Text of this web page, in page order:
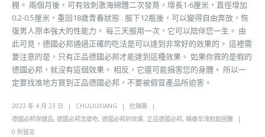
棚。 兩個月後，可有效刺激海綿體二次發育，增長1-6厘米，直徑增加
0.2-0.5厘米，重回18歲青春狀態 . 服下12瓶後，可以變得自由奔放，恢
復男人原本強大的性能力。 每三天服用一次，它可以陪伴您一生。 由
此可見，德國必邦通過正確的吃法是可以達到非常好的效果的。 這裡需
要注意的是，只有正品德國必邦才能達到這種效果。 如果你買的是假的
德國必邦，就沒有這個效果。 相反，它還可能損害您的身體。 所以一
定要找准地方買到正品德國必邦，不要被假冒產品所迫害。
2023 年 4 月 23 日 CHULIUXIANG
壯陽藥
德國必邦保健品, 德國必邦怎麼吃, 德國必邦的效果, 正品德國必邦, 陽痿早洩勃起困難
0 則留言